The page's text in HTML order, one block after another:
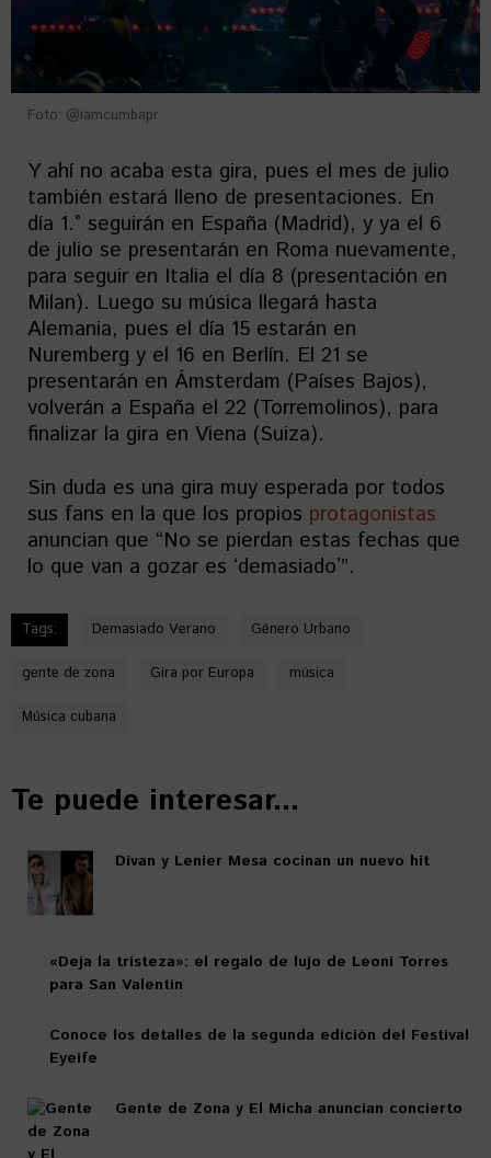
Foto: @iamcumbapr
Y ahí no acaba esta gira, pues el mes de julio
también estará lleno de presentaciones. En
día 1.° seguirán en España (Madrid), y ya el 6
de julio se presentarán en Roma nuevamente,
para seguir en Italia el día 8 (presentación en
Milan). Luego su música llegará hasta
Alemania, pues el día 15 estarán en
Nuremberg y el 16 en Berlín. El 21 se
presentarán en Ámsterdam (Países Bajos),
volverán a España el 22 (Torremolinos), para
finalizar la gira en Viena (Suiza).
Sin duda es una gira muy esperada por todos
sus fans en la que los propios protagonistas
anuncian que “No se pierdan estas fechas que
lo que van a gozar es ʻdemasiadoʼ”.
Tags: Demasiado Verano Género Urbano
gente de zona Gira por Europa música
Música cubana
Te puede interesar...
Divan y Lenier Mesa cocinan un nuevo hit
«Deja la tristeza»: el regalo de lujo de Leoni Torres
para San Valentín
Conoce los detalles de la segunda edición del Festival
Eyeife
Gente de Zona y El Micha anuncian concierto